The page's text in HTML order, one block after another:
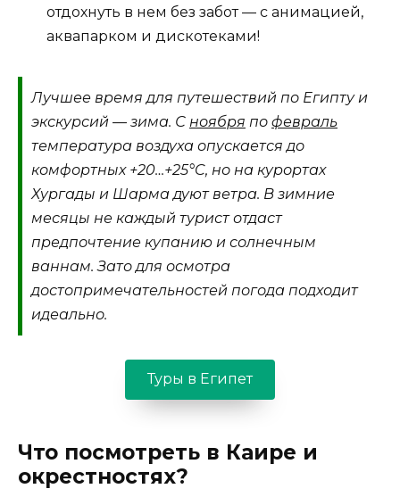
отдохнуть в нем без забот — с анимацией,
аквапарком и дискотеками!
Лучшее время для путешествий по Египту и
экскурсий — зима. С ноября по февраль
температура воздуха опускается до
комфортных +20…+25°C, но на курортах
Хургады и Шарма дуют ветра. В зимние
месяцы не каждый турист отдаст
предпочтение купанию и солнечным
ваннам. Зато для осмотра
достопримечательностей погода подходит
идеально.
Туры в Египет
Что посмотреть в Каире и
окрестностях?